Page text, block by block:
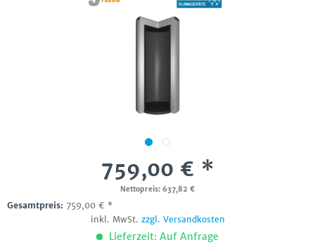
759,00 € *
Nettopreis: 637,82 €
Gesamtpreis: 759,00 € *
inkl. MwSt. zzgl. Versandkosten
Lieferzeit: Auf Anfrage